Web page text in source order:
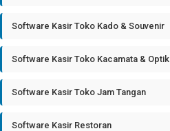
Software Kasir Toko Kado & Souvenir
Software Kasir Toko Kacamata & Optik
Software Kasir Toko Jam Tangan
Software Kasir Restoran